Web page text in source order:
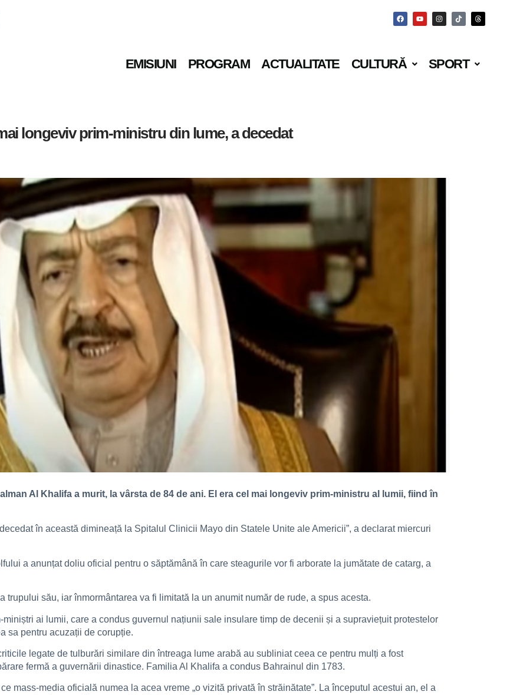
EMISIUNI PROGRAM ACTUALITATE CULTURĂ SPORT
longeviv prim-ministru din lume, a decedat
Al Khalifa a murit, la vârsta de 84 de ani. El era cel mai longeviv prim-ministru al lumii, fiind în
în această dimineață la Spitalul Clinicii Mayo din Statele Unite ale Americii”, a declarat miercuri
a anunțat doliu oficial pentru o săptămână în care steagurile vor fi arborate la jumătate de catarg, a
său, iar înmormântarea va fi limitată la un anumit număr de rude, a spus acesta.
ai lumii, care a condus guvernul națiunii sale insulare timp de decenii și a supraviețuit protestelor
sa pentru acuzații de corupție.
legate de tulburări similare din întreaga lume arabă au subliniat ceea ce pentru mulți a fost
fermă a guvernării dinastice. Familia Al Khalifa a condus Bahrainul din 1783.
mass-media oficială numea la acea vreme „o vizită privată în străinătate”. La începutul acestui an, el a